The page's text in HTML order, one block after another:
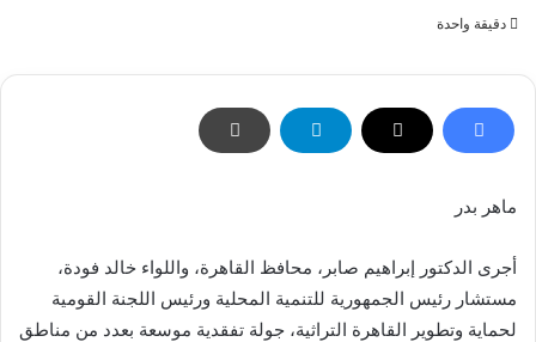
دقيقة واحدة
ماهر بدر
أجرى الدكتور إبراهيم صابر، محافظ القاهرة، واللواء خالد فودة،
مستشار رئيس الجمهورية للتنمية المحلية ورئيس اللجنة القومية
لحماية وتطوير القاهرة التراثية، جولة تفقدية موسعة بعدد من مناطق